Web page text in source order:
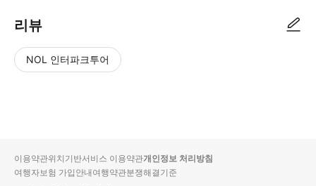
리뷰
NOL 인터파크투어
입니
다.
순
상
이용약관위치기반서비스 이용약관개인정보 처리방침
여행자보험 가입안내여행약관분쟁해결기준